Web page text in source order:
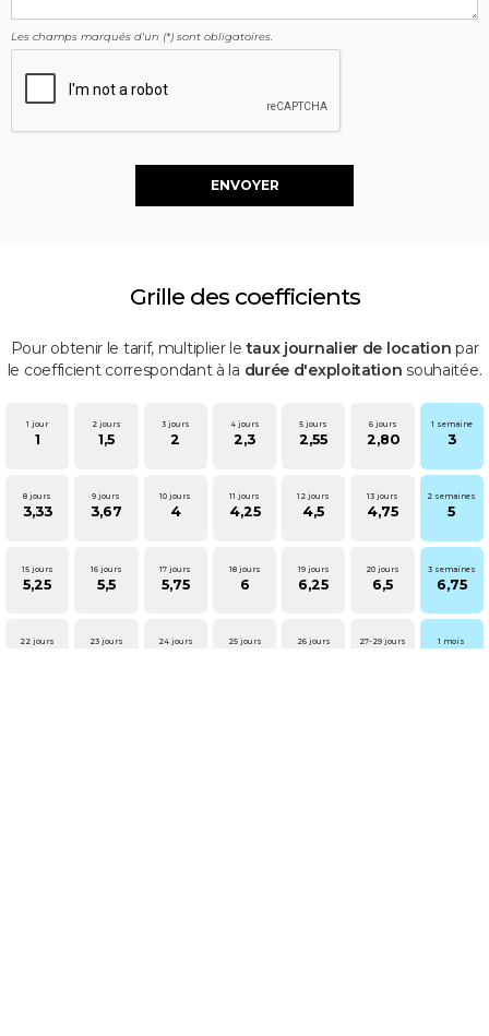
Les champs marqués d'un (*) sont obligatoires.
Grille des coefficients
Pour obtenir le tarif, multiplier letaux journalier de location par
le coefficient correspondant à la durée d'exploitation souhaitée.
1 jour
1
2 jours
1,5
3 jours
2
4 jours
2,3
5 jours
2,55
6 jours
2,80
1 semaine
3
8 jours
3,33
9 jours
3,67
10 jours
4
11 jours
4,25
12 jours
4,5
13 jours
4,75
2 semaines
5
15 jours
5,25
16 jours
5,5
17 jours
5,75
18 jours
6
19 jours
6,25
20 jours
6,5
3 semaines
6,75
22 jours 23 jours 24 jours 25 jours 26 jours 27-29 jours 1 mois